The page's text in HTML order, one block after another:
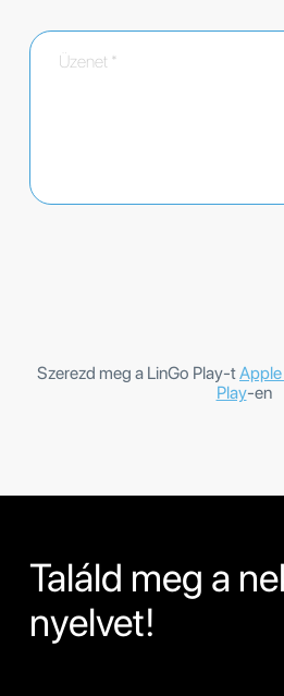
Szerezd meg a LinGo Play-t
Play-en
Találd meg a
nyelvet!